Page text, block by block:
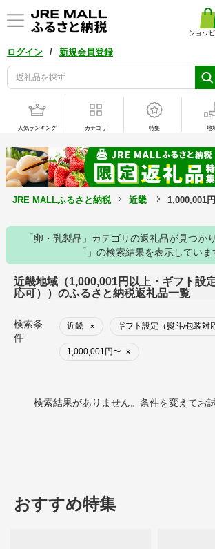
ログイン / 新規会員登録
ショッ
人気ランキング カテゴリ 特集 地
JRE MALLふるさと納税 近畿 1,000,001
「卵・乳製品」カテゴリの返礼品が見つか
「」の検索結果を表示していま
近畿地域（1,000,001円以上・ギフト設
応可））のふるさと納税返礼品一覧
検索条
件
近畿 × ギフト設定（熨斗/包装対
1,000,001円〜 ×
検索結果がありません。条件を変えてお
おすすめ特集